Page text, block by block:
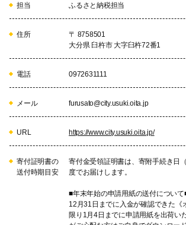
担当 ふるさと納税担当
住所
〒 8758501
大分県 臼杵市 大字臼杵72番1
電話 0972631111
メール furusato@city.usuki.oita.jp
URL https://www.city.usuki.oita.jp/
寄付証明書の
送付時期目安
寄付金受領証明書は、寄附手続き日
度でお届けします。
■年末年始の申請用紙の送付について
12月31日までに入金が確認できた《
限り1月4日までに申請用紙を出荷い